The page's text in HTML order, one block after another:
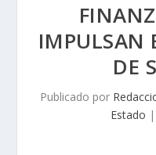
IMPULSAN
DE
Publicado por
Estado |